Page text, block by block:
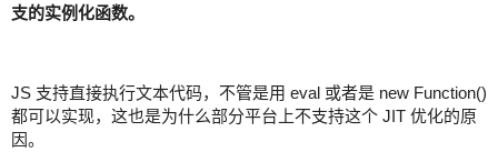
支的实例化函数。
JS 支持直接执行文本代码，不管是用 eval 或者是 new Function()
都可以实现，这也是为什么部分平台上不支持这个 JIT 优化的原
因。